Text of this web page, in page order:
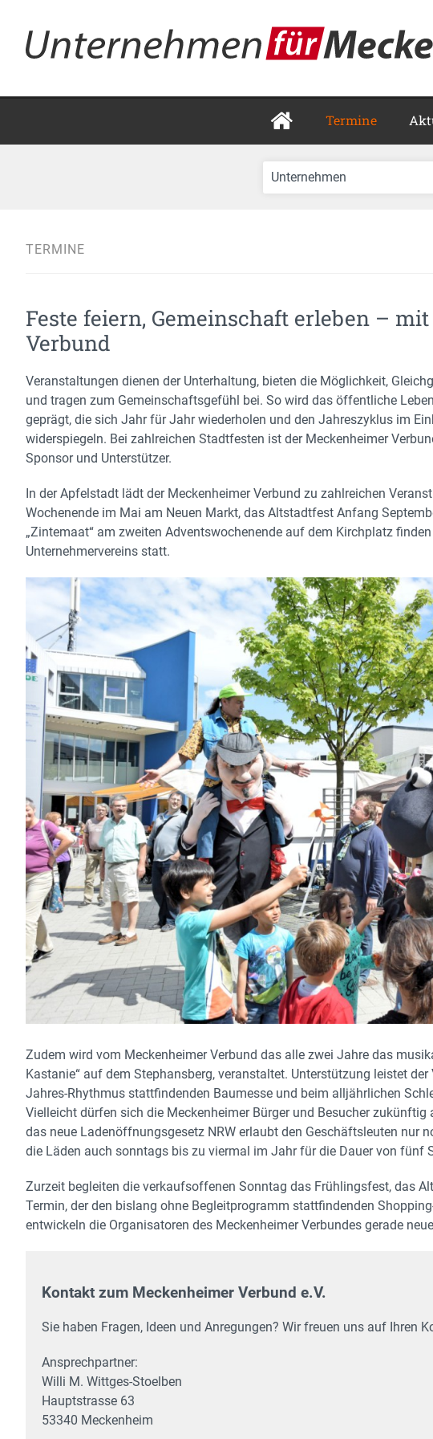
Termine
TERMINE
Feste feiern, Gemeinschaft erleben –
Verbund
Veranstaltungen dienen der Unterhaltung, bieten die Möglichkeit,
und tragen zum Gemeinschaftsgefühl bei. So wird das öffentliche
geprägt, die sich Jahr für Jahr wiederholen und den Jahreszyklus im
widerspiegeln. Bei zahlreichen Stadtfesten ist der Meckenheimer
Sponsor und Unterstützer.
In der Apfelstadt lädt der Meckenheimer Verbund zu zahlreichen
Wochenende im Mai am Neuen Markt, das Altstadtfest Anfang
„Zintemaat“ am zweiten Adventswochenende auf dem Kirchplatz
Unternehmervereins statt.
Zudem wird vom Meckenheimer Verbund das alle zwei Jahre das
Kastanie“ auf dem Stephansberg, veranstaltet. Unterstützung leistet
Jahres-Rhythmus stattfindenden Baumesse und beim alljährlichen
Vielleicht dürfen sich die Meckenheimer Bürger und Besucher
das neue Ladenöffnungsgesetz NRW erlaubt den Geschäftsleuten nur
die Läden auch sonntags bis zu viermal im Jahr für die Dauer von fünf
Zurzeit begleiten die verkaufsoffenen Sonntag das Frühlingsfest, das
Termin, der den bislang ohne Begleitprogramm stattfindenden
entwickeln die Organisatoren des Meckenheimer Verbundes gerade
Kontakt zum Meckenheimer Verbund e.V.
Sie haben Fragen, Ideen und Anregungen? Wir freuen uns auf Ihren
Ansprechpartner:
Willi M. Wittges-Stoelben
Hauptstrasse 63
53340 Meckenheim